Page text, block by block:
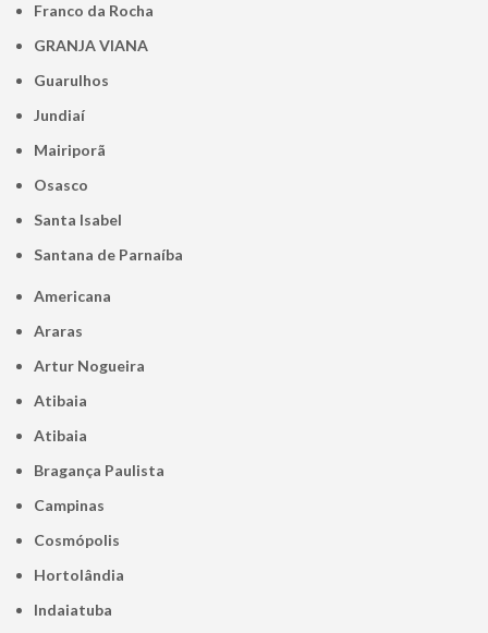
Franco da Rocha
GRANJA VIANA
Guarulhos
Jundiaí
Mairiporã
Osasco
Santa Isabel
Santana de Parnaíba
Americana
Araras
Artur Nogueira
Atibaia
Atibaia
Bragança Paulista
Campinas
Cosmópolis
Hortolândia
Indaiatuba